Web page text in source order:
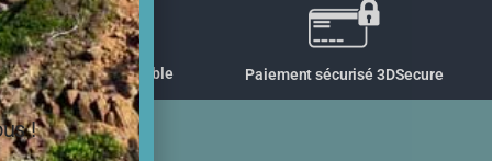
de gros volume possible Paiement sécurisé 3DSecure
!